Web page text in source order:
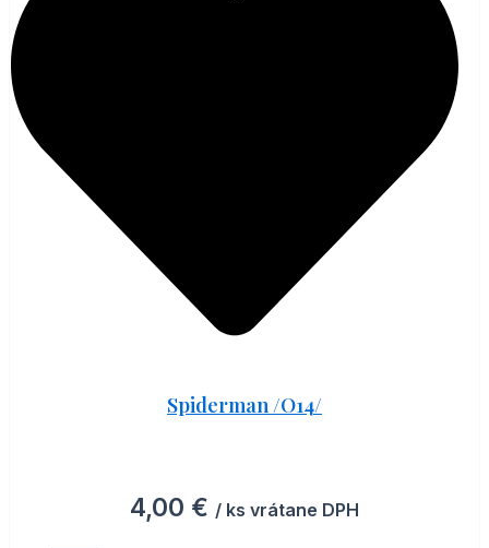
Spiderman /O14/
4,00 € / ks vrátane DPH